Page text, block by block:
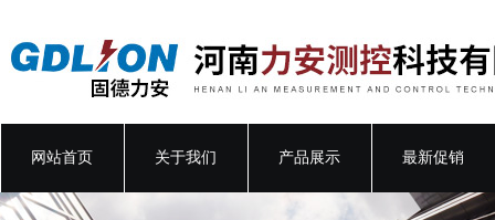
网站首页 关于我们 产品展示 最新促销